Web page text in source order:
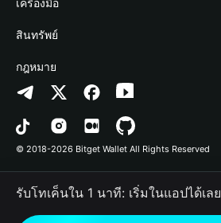
ข่าวสารด้านคริปโต
ศูนย์ช่วยเหลือ
ติดต่อเรา
ทรัพยากรข้อมูลของแบรนด์
อาชีพ
Payfi Crypto
Crypto Swap API
Altcoin Season Index
Prediction Markets
DApp
RWA
เชื่อมต่อ Wallet
Bitget Wallet Pay
ลิสต์โปรเจกต์
Protection Fund
เทคโนโลยีความปลอดภัย
เครื่องมือ
ซื้อคริปโต
การตรวจจับการอนุญาต
การตรวจจับสัญญา
การโอนเป็นชุด
สินทรัพย์
Arbitrum
Avalanche
Bitcoin
Polygon
กฎหมาย
นโยบายความเป็นส่วนตัว
ข้อตกลงในการใช้บริการ
© 2018-2026 Bitget Wallet All Rights Reserved
รับโทเค็นใน 1 นาที: เริ่มในแอปได้เลย